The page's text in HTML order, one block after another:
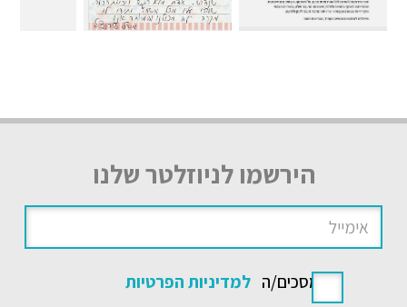
הירשמו לניוזלטר שלנו
אני מסכים/ה למדיניות הפרטיות